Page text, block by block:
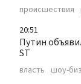
происшествия
20:51
Путин
ST
власть шоу-